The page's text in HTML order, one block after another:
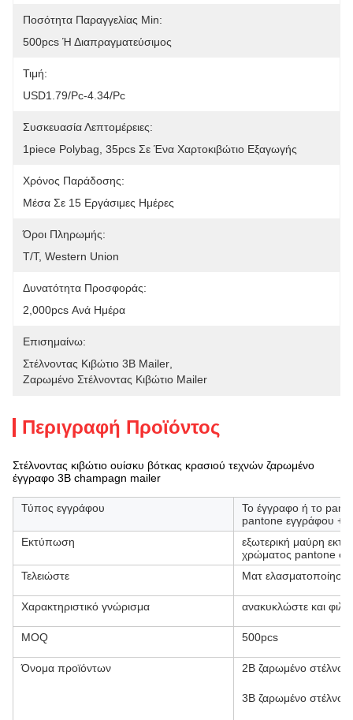
Ποσότητα Παραγγελίας Min:
500pcs Ή Διαπραγματεύσιμος
Τιμή:
USD1.79/pc-4.34/pc
Συσκευασία Λεπτομέρειες:
1piece Polybag, 35pcs Σε Ένα Χαρτοκιβώτιο Εξαγωγής
Χρόνος Παράδοσης:
Μέσα Σε 15 Εργάσιμες Ημέρες
Όροι Πληρωμής:
T/T, Western Union
Δυνατότητα Προσφοράς:
2,000pcs Ανά Ημέρα
Επισημαίνω:
Στέλνοντας Κιβώτιο 3B Mailer
Ζαρωμένο Στέλνοντας Κιβώτιο Mailer
Περιγραφή Προϊόντος
Στέλνοντας κιβώτιο ουίσκυ βότκας κρασιού τεχνών ζαρωμένο
έγγραφο 3B champagn mailer
Τύπος εγγράφου
Το έγγραφο ή το
pantone εγγράφου +
Εκτύπωση
εξωτερική μαύρη
χρώματος pantone
Τελειώστε
Ματ ελασματοποίηση
Χαρακτηριστικό γνώρισμα ανακυκλώστε και
MOQ 500pcs
Όνομα προϊόντων 2B ζαρωμένο
3B ζαρωμένο